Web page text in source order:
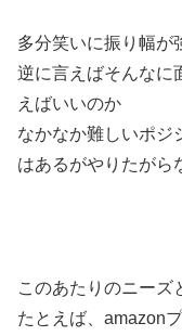
多分笑いに振り幅が
逆に言えばそんなに
えばいいのか
なかなか難しいポジ
はあるがやりたがら
このあたりのニーズ
たとえば、amazon